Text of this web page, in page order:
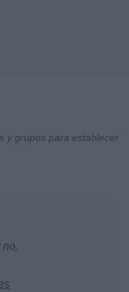
y grupos para establecer